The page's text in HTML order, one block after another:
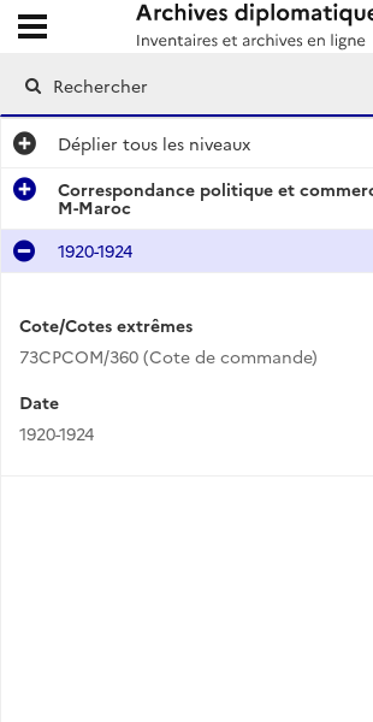
Archives diplomatiques
Ouvrir le menu déroulant
Déplier tous les niveaux
Correspondance politique et
M-Maroc
1920-1924
Cote/Cotes extrêmes
73CPCOM/360 (Cote de commande)
Date
1920-1924